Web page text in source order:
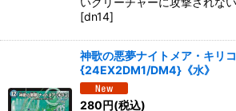
[dn14]
神歌の悪夢ナイトメア・キリコ
{24EX2DM1/DM4}《水》
280円(税込)